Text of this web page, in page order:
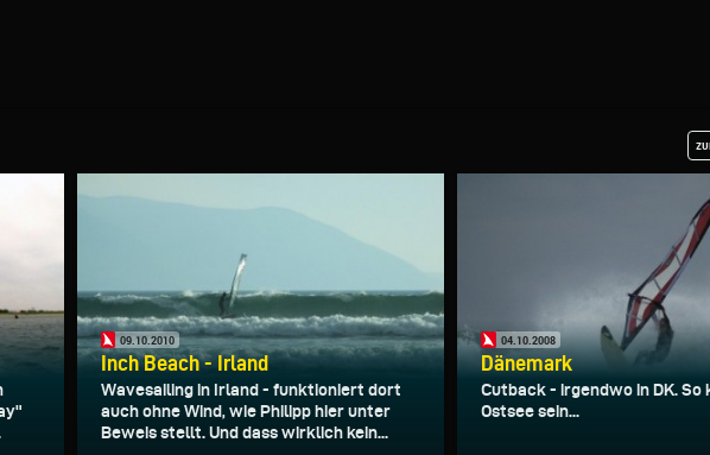
09.10.2010
Inch Beach - Irland
Wavesailing in Irland - funktioniert dort
auch ohne Wind, wie Philipp hier unter
Beweis stellt. Und dass wirklich kein...
04.10.2008
Dänemark
Cutback - irgendwo in DK. So
Ostsee sein...